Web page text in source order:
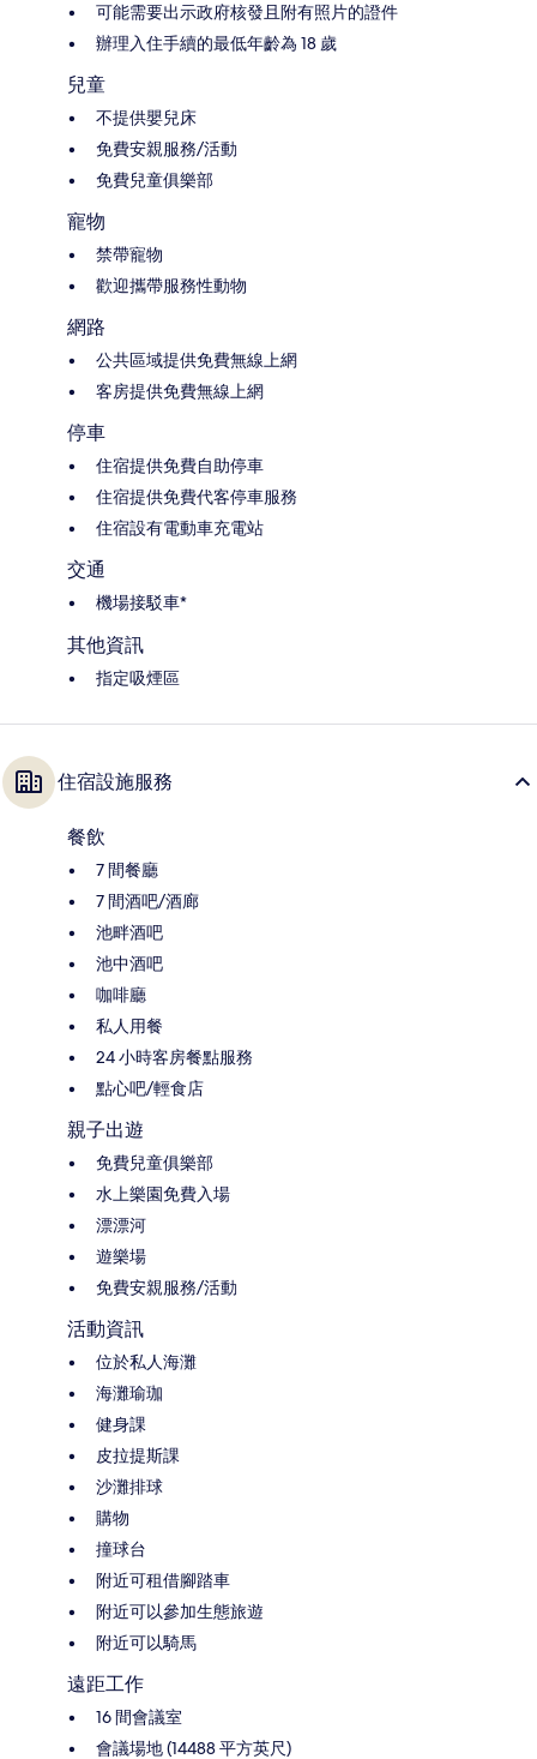
可能需要出示政府核發且附有照片的證件
辦理入住手續的最低年齡為 18 歲
兒童
不提供嬰兒床
免費安親服務/活動
免費兒童俱樂部
寵物
禁帶寵物
歡迎攜帶服務性動物
網路
公共區域提供免費無線上網
客房提供免費無線上網
停車
住宿提供免費自助停車
住宿提供免費代客停車服務
住宿設有電動車充電站
交通
機場接駁車*
其他資訊
指定吸煙區
住宿設施服務
餐飲
7 間餐廳
7 間酒吧/酒廊
池畔酒吧
池中酒吧
咖啡廳
私人用餐
24 小時客房餐點服務
點心吧/輕食店
親子出遊
免費兒童俱樂部
水上樂園免費入場
漂漂河
遊樂場
免費安親服務/活動
活動資訊
位於私人海灘
海灘瑜珈
健身課
皮拉提斯課
沙灘排球
購物
撞球台
附近可租借腳踏車
附近可以參加生態旅遊
附近可以騎馬
遠距工作
16 間會議室
會議場地 (14488 平方英尺)